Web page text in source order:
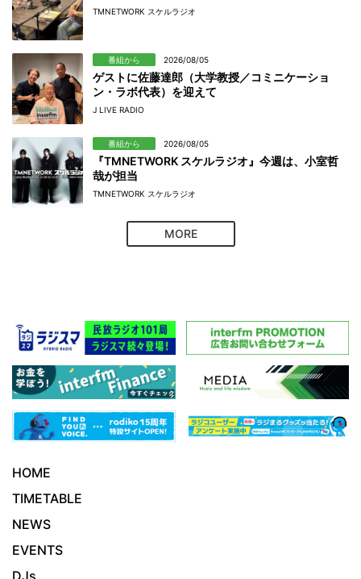
TMNETWORK スケルラジオ
番組から 2026/08/05
ゲストに佐藤達郎（大学教授／コミニケーショ
ン・ラボ代表）を迎えて
J LIVE RADIO
番組から 2026/08/05
『TMNETWORK スケルラジオ』今週は、小室哲
哉が担当
TMNETWORK スケルラジオ
MORE
HOME
TIMETABLE
NEWS
EVENTS